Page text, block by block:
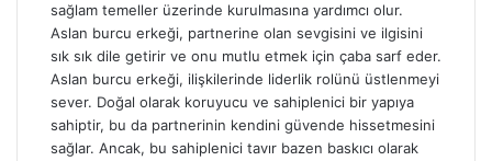
sağlam temeller üzerinde kurulmasına yardımcı olur.
Aslan burcu erkeği, partnerine olan sevgisini ve ilgisini
sık sık dile getirir ve onu mutlu etmek için çaba sarf eder.
Aslan burcu erkeği, ilişkilerinde liderlik rolünü üstlenmeyi
sever. Doğal olarak koruyucu ve sahiplenici bir yapıya
sahiptir, bu da partnerinin kendini güvende hissetmesini
sağlar. Ancak, bu sahiplenici tavır bazen baskıcı olarak